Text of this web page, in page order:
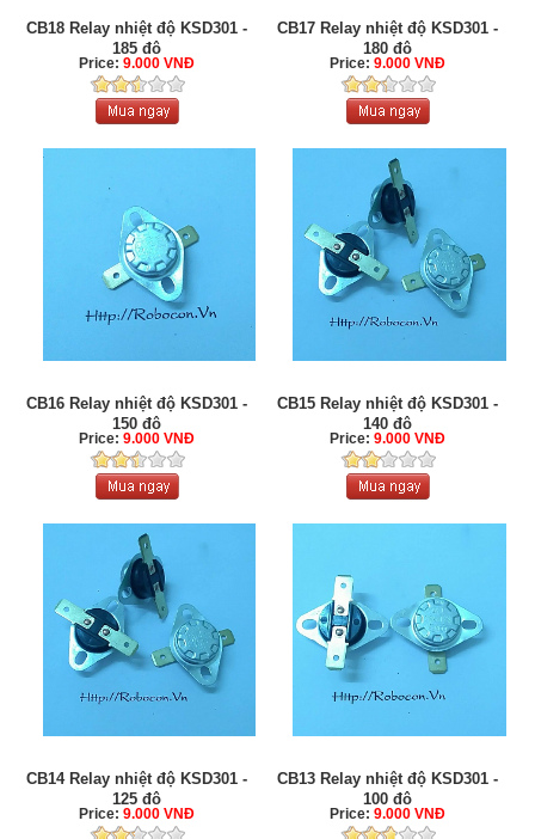
CB18 Relay nhiệt độ KSD301 -
185 độ
Price:9.000 VNĐ
CB17 Relay nhiệt độ KSD301 -
180 độ
Price:9.000 VNĐ
CB16 Relay nhiệt độ KSD301 -
150 độ
Price:9.000 VNĐ
CB15 Relay nhiệt độ KSD301 -
140 độ
Price:9.000 VNĐ
CB14 Relay nhiệt độ KSD301 -
125 độ
Price:9.000 VNĐ
CB13 Relay nhiệt độ KSD301 -
100 độ
Price:9.000 VNĐ